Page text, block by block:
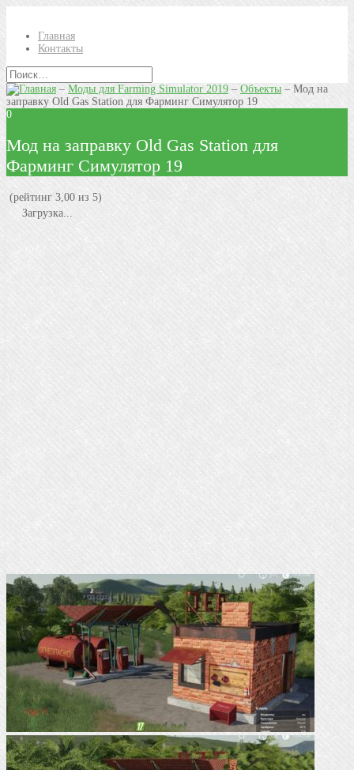
Главная
Контакты
–Моды для Farming Simulator 2019 – Объекты –Мод на
заправку Old Gas Station для Фарминг Симулятор 19
0
Мод на заправку Old Gas Station для
Фарминг Симулятор 19
(рейтинг 3,00 из 5)
Загрузка...